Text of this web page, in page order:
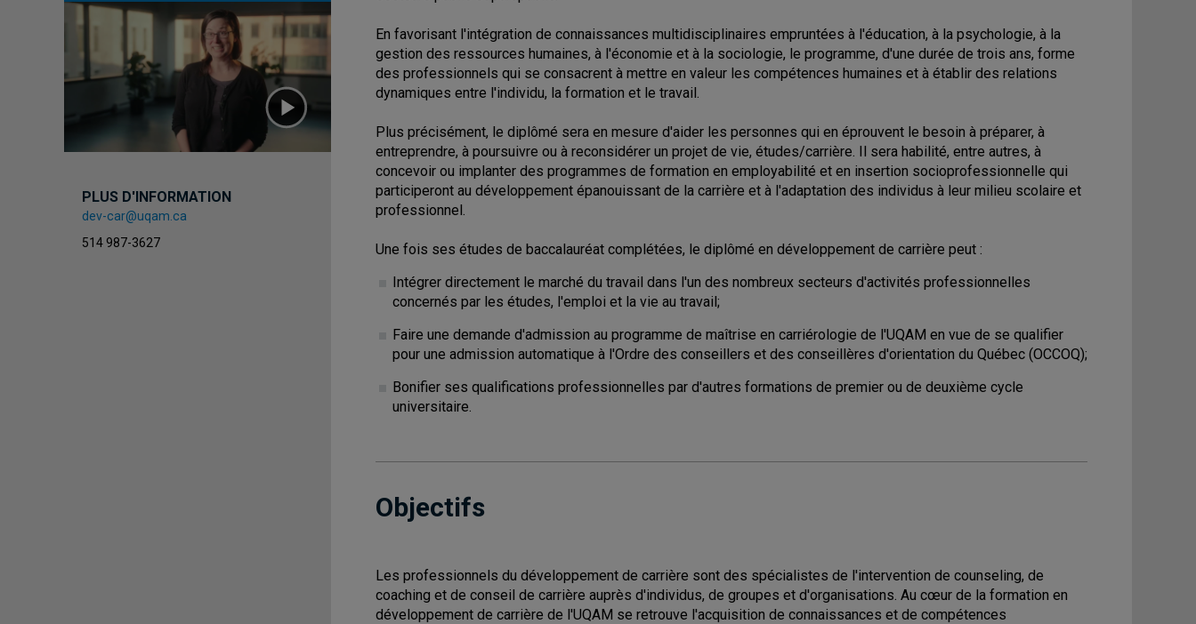
PLUS D'INFORMATION
dev-car@uqam.ca
514 987-3627
En favorisant l'intégration de connaissances multidisciplinaires empruntées à l'éducation, à la psychologie, à la
gestion des ressources humaines, à l'économie et à la sociologie, le programme, d'une durée de trois ans, forme
des professionnels qui se consacrent à mettre en valeur les compétences humaines et à établir des relations
dynamiques entre l'individu, la formation et le travail.
Plus précisément, le diplômé sera en mesure d'aider les personnes qui en éprouvent le besoin à préparer, à
entreprendre, à poursuivre ou à reconsidérer un projet de vie, études/carrière. Il sera habilité, entre autres, à
concevoir ou implanter des programmes de formation en employabilité et en insertion socioprofessionnelle qui
participeront au développement épanouissant de la carrière et à l'adaptation des individus à leur milieu scolaire et
professionnel.
Une fois ses études de baccalauréat complétées, le diplômé en développement de carrière peut :
Intégrer directement le marché du travail dans l'un des nombreux secteurs d'activités professionnelles
concernés par les études, l'emploi et la vie au travail;
Faire une demande d'admission au programme de maîtrise en carriérologie de l'UQAM en vue de se qualifier
pour une admission automatique à l'Ordre des conseillers et des conseillères d'orientation du Québec (OCCOQ);
Bonifier ses qualifications professionnelles par d'autres formations de premier ou de deuxième cycle
universitaire.
Objectifs
Les professionnels du développement de carrière sont des spécialistes de l'intervention de counseling, de
coaching et de conseil de carrière auprès d'individus, de groupes et d'organisations. Au cœur de la formation en
développement de carrière de l'UQAM se retrouve l'acquisition de connaissances et de compétences